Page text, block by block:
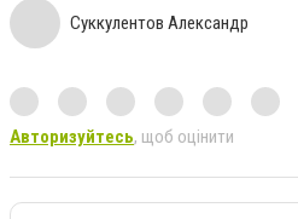
Суккулентов Александр
Авторизуйтесь, щоб оцінити